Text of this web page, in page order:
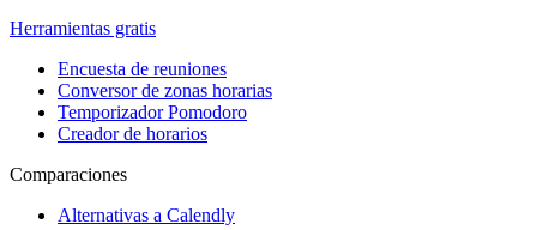
Herramientas gratis
Encuesta de reuniones
Conversor de zonas horarias
Temporizador Pomodoro
Creador de horarios
Comparaciones
Alternativas a Calendly